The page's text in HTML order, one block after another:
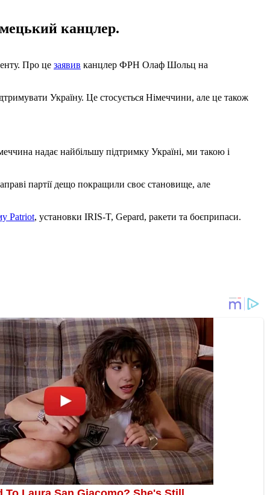
канцлер.
Про це заявив канцлер ФРН Олаф Шольц на
Україну. Це стосується Німеччини, але це також
надає найбільшу підтримку Україні, ми такою і
партії дещо покращили своє становище, але
Patriot, установки IRIS-T, Gepard, ракети та боєприпаси.